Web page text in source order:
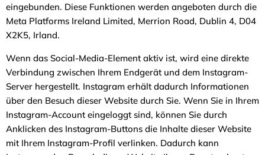
eingebunden. Diese Funktionen werden angeboten durch die
Meta Platforms Ireland Limited, Merrion Road, Dublin 4, D04
X2K5, Irland.
Wenn das Social-Media-Element aktiv ist, wird eine direkte
Verbindung zwischen Ihrem Endgerät und dem Instagram-
Server hergestellt. Instagram erhält dadurch Informationen
über den Besuch dieser Website durch Sie. Wenn Sie in Ihrem
Instagram-Account eingeloggt sind, können Sie durch
Anklicken des Instagram-Buttons die Inhalte dieser Website
mit Ihrem Instagram-Profil verlinken. Dadurch kann